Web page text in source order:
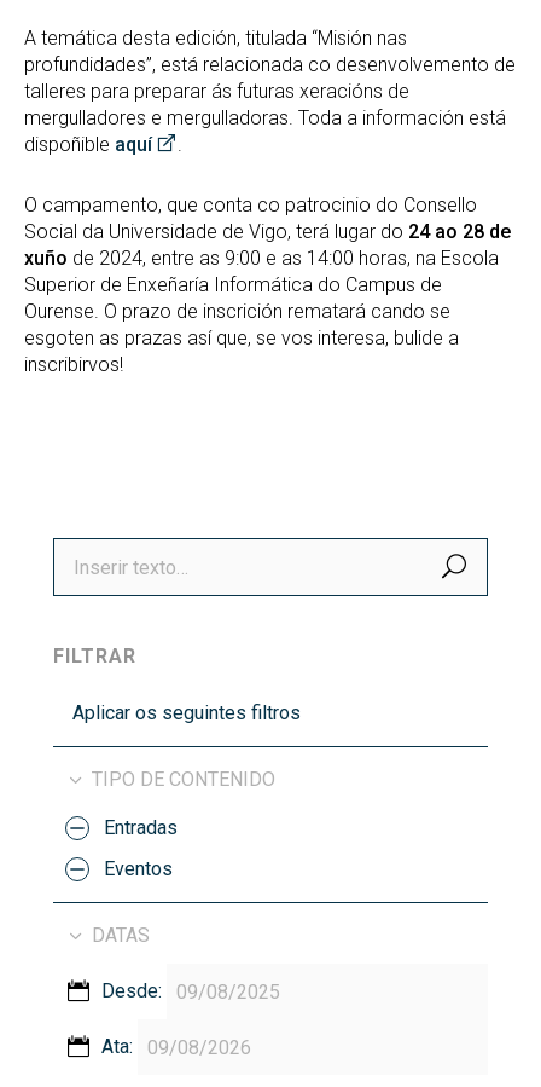
A temática desta edición, titulada “Misión nas
profundidades”, está relacionada co desenvolvemento de
talleres para preparar ás futuras xeracións de
mergulladores e mergulladoras. Toda a información está
dispoñible aquí .
O campamento, que conta co patrocinio do Consello
Social da Universidade de Vigo, terá lugar do 24 ao 28 de
xuño de 2024, entre as 9:00 e as 14:00 horas, na Escola
Superior de Enxeñaría Informática do Campus de
Ourense. O prazo de inscrición rematará cando se
esgoten as prazas así que, se vos interesa, bulide a
inscribirvos!
FILTRAR
Aplicar os seguintes filtros
TIPO DE CONTENIDO
Entradas
Eventos
DATAS
Desde:
Ata: